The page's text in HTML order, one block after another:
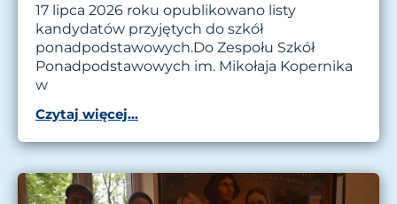
17 lipca 2026 roku opublikowano listy
kandydatów przyjętych do szkół
ponadpodstawowych.Do Zespołu Szkół
Ponadpodstawowych im. Mikołaja Kopernika
w
Czytaj więcej...